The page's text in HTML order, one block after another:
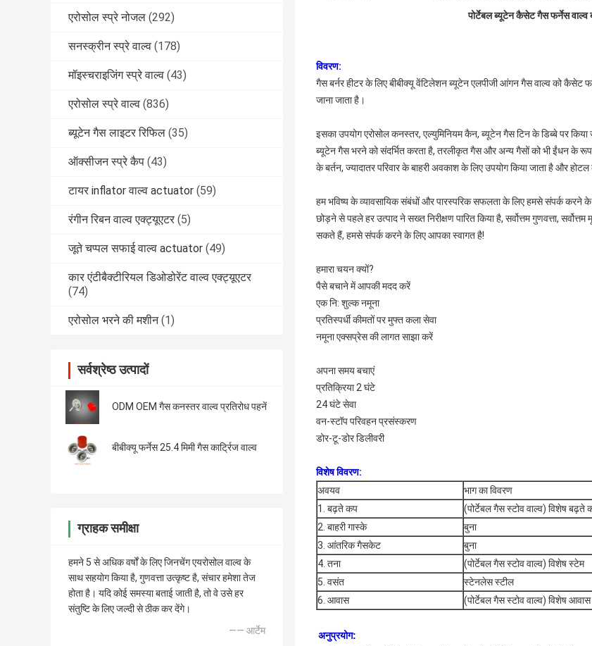
एरोसोल स्प्रे नोजल (292)
सनस्क्रीन स्प्रे वाल्व (178)
मॉइस्चराइजिंग स्प्रे वाल्व (43)
एरोसोल स्प्रे वाल्व (836)
ब्यूटेन गैस लाइटर रिफिल (35)
ऑक्सीजन स्प्रे कैप (43)
टायर inflator वाल्व actuator (59)
रंगीन रिबन वाल्व एक्ट्यूएटर (5)
जूते चप्पल सफाई वाल्व actuator (49)
कार एंटीबैक्टीरियल डिओडोरेंट वाल्व एक्ट्यूएटर
(74)
एरोसोल भरने की मशीन (1)
सर्वश्रेष्ठ उत्पादों
ODM OEM गैस कनस्तर वाल्व प्रतिरोध पहनें
बीबीक्यू फर्नेस 25.4 मिमी गैस कार्ट्रिज वाल्व
ग्राहक समीक्षा
हमने 5 से अधिक वर्षों के लिए जिनचेंग एयरोसोल वाल्व के
साथ सहयोग किया है, गुणवत्ता उत्कृष्ट है, संचार हमेशा तेज
होता है। यदि कोई समस्या बताई जाती है, तो वे उसे हर
संतुष्टि के लिए जल्दी से ठीक कर देंगे।
—— आर्टेम
पोर्टेबल ब्यूटेन कैसेट गैस फर्नेस
विवरण:
गैस बर्नर हीटर के लिए बीबीक्यू वेंटिलेशन ब्यूटेन एलपीजी आंगन गैस वाल्व को कैसेट
जाना जाता है।
इसका उपयोग एरोसोल कनस्तर, एल्युमिनियम कैन, ब्यूटेन गैस टिन के डिब्बे पर
ब्यूटेन गैस भरने को संदर्भित करता है, तरलीकृत गैस और अन्य गैसों को भी ईंधन के
के बर्तन, ज्यादातर परिवार के बाहरी अवकाश के लिए उपयोग किया जाता है और होटल
हम भविष्य के व्यावसायिक संबंधों और पारस्परिक सफलता के लिए हमसे संपर्क करने
छोड़ने से पहले हर उत्पाद ने सख्त निरीक्षण पारित किया है, सर्वोत्तम गुणवत्ता,
सकते हैं, हमसे संपर्क करने के लिए आपका स्वागत है!
हमारा चयन क्यों?
पैसे बचाने में आपकी मदद करें
एक नि: शुल्क नमूना
प्रतिस्पर्धी कीमतों पर मुफ्त कला सेवा
नमूना एक्सप्रेस की लागत साझा करें
अपना समय बचाएं
प्रतिक्रिया 2 घंटे
24 घंटे सेवा
वन-स्टॉप परिवहन प्रसंस्करण
डोर-टू-डोर डिलीवरी
विशेष विवरण:
अवयव
भाग का विवरण
1. बढ़ते कप
(पोर्टेबल गैस स्टोव वाल्व) विशेष बढ़ते
2. बाहरी गास्के
बुना
3. आंतरिक गैसकेट
बुना
4. तना
(पोर्टेबल गैस स्टोव वाल्व) विशेष स्टेम
5. वसंत
स्टेनलेस स्टील
6. आवास
(पोर्टेबल गैस स्टोव वाल्व) विशेष आवास
अनुप्रयोग: